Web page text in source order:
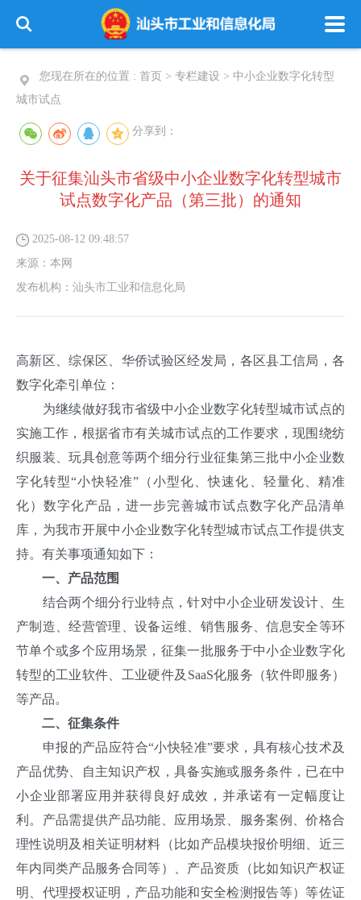
您现在所在的位置 : 首页 > 专栏建设 > 中小企业数字化转型
城市试点
分享到：
关于征集汕头市省级中小企业数字化转型城市
试点数字化产品（第三批）的通知
2025-08-12 09:48:57
来源： 本网
发布机构： 汕头市工业和信息化局
高新区、综保区、华侨试验区经发局，各区县工信局，各
数字化牵引单位：
为继续做好我市省级中小企业数字化转型城市试点的
实施工作，根据省市有关城市试点的工作要求，现围绕纺
织服装、玩具创意等两个细分行业征集第三批中小企业数
字化转型“小快轻准”（小型化、快速化、轻量化、精准
化）数字化产品，进一步完善城市试点数字化产品清单
库，为我市开展中小企业数字化转型城市试点工作提供支
持。有关事项通知如下：
一、产品范围
结合两个细分行业特点，针对中小企业研发设计、生
产制造、经营管理、设备运维、销售服务、信息安全等环
节单个或多个应用场景，征集一批服务于中小企业数字化
转型的工业软件、工业硬件及SaaS化服务（软件即服务）
等产品。
二、征集条件
申报的产品应符合“小快轻准”要求，具有核心技术及
产品优势、自主知识产权，具备实施或服务条件，已在中
小企业部署应用并获得良好成效，并承诺有一定幅度让
利。产品需提供产品功能、应用场景、服务案例、价格合
理性说明及相关证明材料（比如产品模块报价明细、近三
年内同类产品服务合同等）、产品资质（比如知识产权证
明、代理授权证明，产品功能和安全检测报告等）等佐证